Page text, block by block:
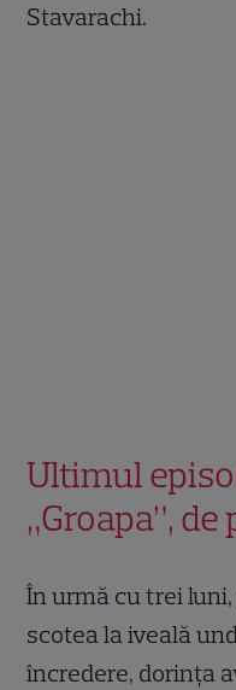
Stavarachi.
Ultimul
„Groapa”, de
În urmă cu trei
scotea la iveală
încredere, dorința